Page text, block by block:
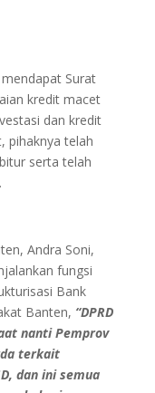
Surat
kredit macet
dan kredit
pihaknya telah
serta telah
Andra Soni,
fungsi
Bank
Banten, “DPRD
nanti Pemprov
terkait
dan ini semua